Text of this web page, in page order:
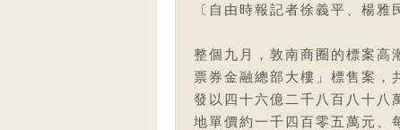
〔自由時報記者徐義平、楊雅
整個九月，敦南商圈的標案高
票券金融總部大樓」標售案，
發以四十六億二千八百八十八
地單價約一千四百零五萬元、